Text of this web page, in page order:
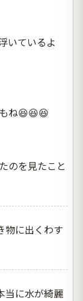
いているよ
ね😆😆😆
のを見たこと
物に出くわす
当に水が綺麗